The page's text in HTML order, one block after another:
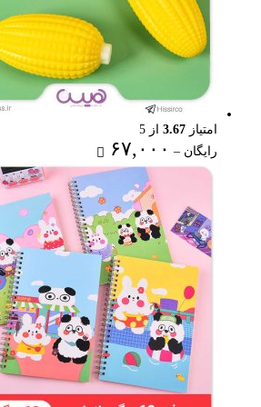
امتیاز 3.67 از 5
رایگان – ۶۷,۰۰۰
رایگان
through
۶۷,۰۰۰ تومان